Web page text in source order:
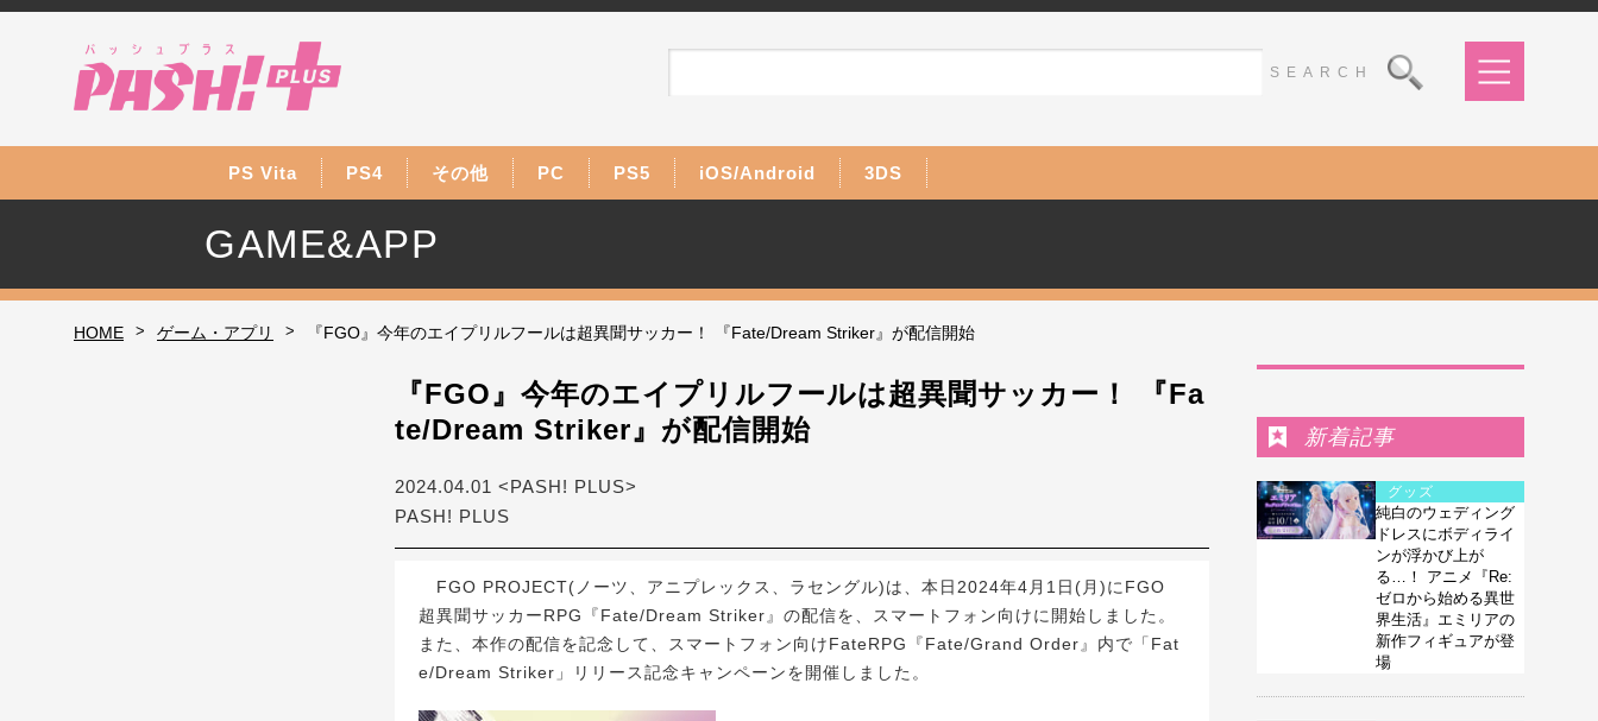
PS Vita PS4 その他 PC PS5 iOS/Android 3DS
GAME&APP
HOME > ゲーム・アプリ > 『FGO』今年のエイプリルフールは超異聞サッカー！ 『Fate/Dream Striker』が配信開始
『FGO』今年のエイプリルフールは超異聞サッカー！ 『Fa
te/Dream Striker』が配信開始
2024.04.01 <PASH! PLUS>
PASH! PLUS
FGO PROJECT(ノーツ、アニプレックス、ラセングル)は、本日2024年4月1日(月)にFGO
超異聞サッカーRPG『Fate/Dream Striker』の配信を、スマートフォン向けに開始しました。
また、本作の配信を記念して、スマートフォン向けFateRPG『Fate/Grand Order』内で「Fat
e/Dream Striker」リリース記念キャンペーンを開催しました。
新着記事
グッズ
純白のウェディング
ドレスにボディライ
ンが浮かび上が
る…！ アニメ『Re:
ゼロから始める異世
界生活』エミリアの
新作フィギュアが登
場